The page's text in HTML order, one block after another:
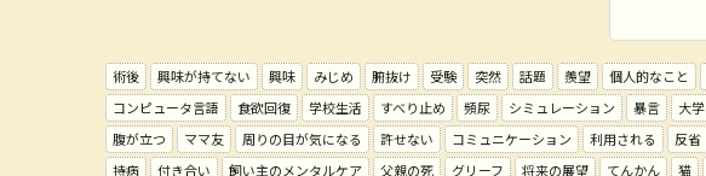
術後 興味が持てない 興味 みじめ 腑抜け 受験 突然 話題 羨望 個人的なこと
コンピュータ言語
食欲回復 学校生活 すべり止め 頻尿 シミュレーション 暴言 大学
腹が立つ
ママ友 周りの目が気になる 許せない コミュニケーション 利用される 反省
持病
付き合い 飼い主のメンタルケア 父親の死 グリーフ 将来の展望 てんかん 猫